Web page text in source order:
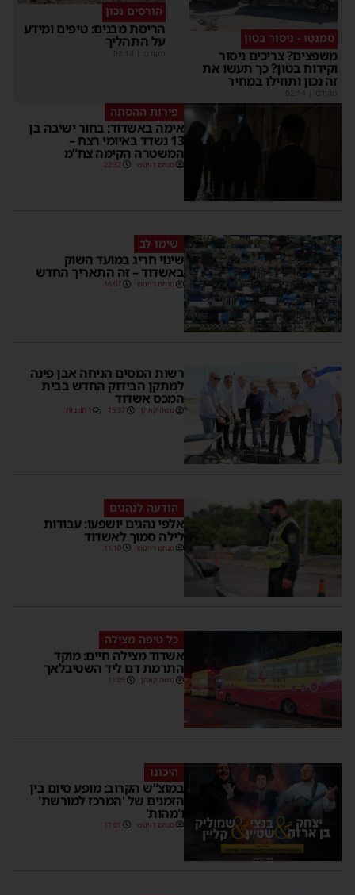
סמנטו - ניסור בטון
משפצים? צריכים ניסור
וקידוח בטון? כך תעשו את
זה נכון ותוזילו במחיר
מקודם
הורסים נכון
הריסת מבנים: טיפים ומידע
על התהליך
מקודם
פירות ההסתה
אימה באשדוד: בחור ישיבה בן
13 נשדד באיומי רצח –
המשטרה הקימה צח”מ
מנחם דויטש 22:32
שימו לב
שינוי חריג במועד השוק
באשדוד – זה התאריך החדש
מנחם דויטש 16:07
רשות המסים הניחה אבן פינה
למתקן הבידוק החדש בבית
המכס אשדוד
משה קאהן 15:37 1 תגובות
הודעה לנהגים
אלפי נהגים יושפעו: עבודות
לילה סמוך לאשדוד
מנחם דויטש 11:10
כל טיפה מצילה
אשדוד מצילה חיים: מוקד
התרמת דם ליד השטיבלאך
משה קאהן 11:05
היכונו
במוצ”ש הקרוב: מופע סיום בין
הזמנים של 'המרכז למורשת'
ו'מהות'
מנחם דויטש 11:01